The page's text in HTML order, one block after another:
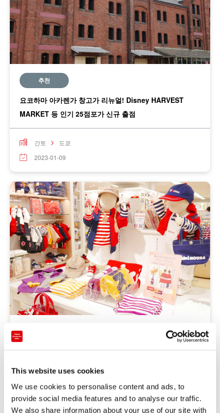
This website uses cookies
We use cookies to personalise content and ads, to
provide social media features and to analyse our traffic.
We also share information about your use of our site with
추천
요코하마 아카렌가 창고가 리뉴얼! Disney HARVEST
MARKET 등 인기 25점포가 신규 출점
간토
도쿄
2023-01-09
miki HOUSE, BeBe…인기 있는 아동복을 장만할 수 있는,
2022-10-28